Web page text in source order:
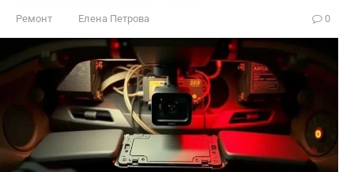
Ремонт Елена Петрова 0